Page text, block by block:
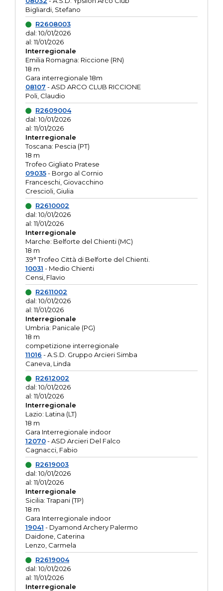
Bigliardi, Stefano
R2608003
dal: 10/01/2026
al: 11/01/2026
Interregionale
Emilia Romagna: Riccione (RN)
18 m
Gara interregionale 18m
08107 - ASD ARCO CLUB RICCIONE
Poli, Claudio
R2609004
dal: 10/01/2026
al: 11/01/2026
Interregionale
Toscana: Pescia (PT)
18 m
Trofeo Gigliato Pratese
09035- Borgo al Cornio
Franceschi, Giovacchino
Crescioli, Giulia
R2610002
dal: 10/01/2026
al: 11/01/2026
Interregionale
Marche: Belforte del Chienti (MC)
18 m
39° Trofeo Città di Belforte del Chienti.
10031 - Medio Chienti
Censi, Flavio
R2611002
dal: 10/01/2026
al: 11/01/2026
Interregionale
Umbria: Panicale (PG)
18 m
competizione interregionale
11016 - A.S.D. Gruppo Arcieri Simba
Caneva, Linda
R2612002
dal: 10/01/2026
al: 11/01/2026
Interregionale
Lazio: Latina (LT)
18 m
Gara Interregionale indoor
12070- ASD Arcieri Del Falco
Cagnacci, Fabio
R2619003
dal: 10/01/2026
al: 11/01/2026
Interregionale
Sicilia: Trapani (TP)
18 m
Gara Interregionale indoor
19041 - Dyamond Archery Palermo
Daidone, Caterina
Lenzo, Carmela
R2619004
dal: 10/01/2026
al: 11/01/2026
Interregionale